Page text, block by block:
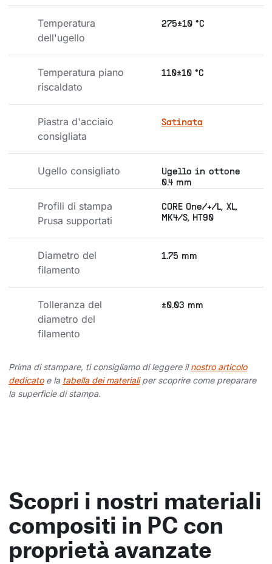
Temperatura
dell'ugello
275±10 °C
Temperatura piano
riscaldato
110±10 °C
Piastra d'acciaio
consigliata
Satinata
Ugello consigliato
Ugello in ottone
0.4 mm
Profili di stampa
Prusa supportati
CORE One/+/L, XL,
MK4/S, HT90
Diametro del
filamento
1.75 mm
Tolleranza del
diametro del
filamento
±0.03 mm
Prima di stampare, ti consigliamo di leggere ilnostro articolo
dedicatoe la tabella dei materialiper scoprire come preparare
la superficie di stampa.
Scopri i nostri materiali
compositi in PC con
proprietà avanzate